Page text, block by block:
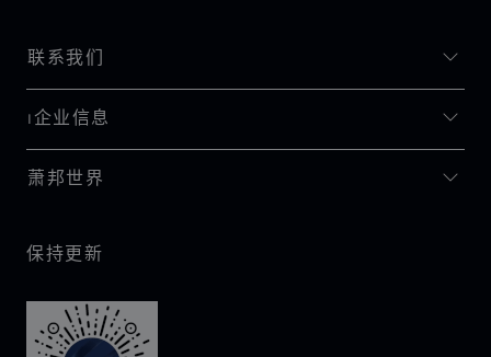
联系我们
I企业信息
萧邦世界
保持更新